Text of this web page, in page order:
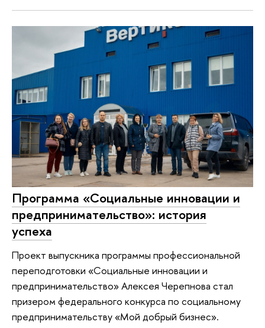
Программа «Социальные инновации и
предпринимательство»: история
успеха
Проект выпускника программы профессиональной
переподготовки «Социальные инновации и
предпринимательство» Алексея Черепнова стал
призером федерального конкурса по социальному
предпринимательству «Мой добрый бизнес».